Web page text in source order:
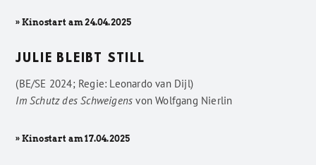
» Kinostart am 24.04.2025
JULIE BLEIBT STILL
(BE/SE 2024; Regie: Leonardo van Dijl)
Im Schutz des Schweigens vonWolfgang Nierlin
» Kinostart am 17.04.2025